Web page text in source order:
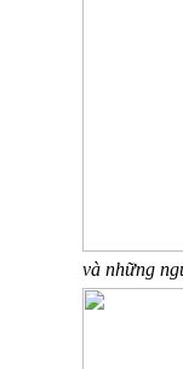
và những